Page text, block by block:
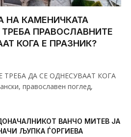
КАМЕНИЧКАТА
ПРАВОСЛАВНИТЕ
КОГА Е ПРАЗНИК?
ДА СЕ ОДНЕСУВААТ КОГА
православен поглед,
ВАНЧО МИТЕВ ЈА
ЉУПКА ЃОРГИЕВА